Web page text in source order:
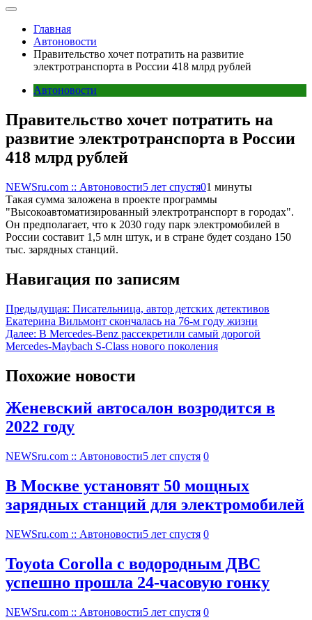
Главная
Автоновости
Правительство хочет потратить на развитие
электротранспорта в России 418 млрд рублей
Автоновости
Правительство хочет потратить на
развитие электротранспорта в России
418 млрд рублей
NEWSru.com :: Автоновости5 лет спустя01 минуты
Такая сумма заложена в проекте программы
"Высокоавтоматизированный электротранспорт в городах".
Он предполагает, что к 2030 году парк электромобилей в
России составит 1,5 млн штук, и в стране будет создано 150
тыс. зарядных станций.
Навигация по записям
Предыдущая: Писательница, автор детских детективов
Екатерина Вильмонт скончалась на 76-м году жизни
Далее: В Mercedes-Benz рассекретили самый дорогой
Mercedes-Maybach S-Class нового поколения
Похожие новости
Женевский автосалон возродится в
2022 году
NEWSru.com :: Автоновости5 лет спустя 0
В Москве установят 50 мощных
зарядных станций для электромобилей
NEWSru.com :: Автоновости5 лет спустя 0
Toyota Corolla с водородным ДВС
успешно прошла 24-часовую гонку
NEWSru.com :: Автоновости5 лет спустя 0